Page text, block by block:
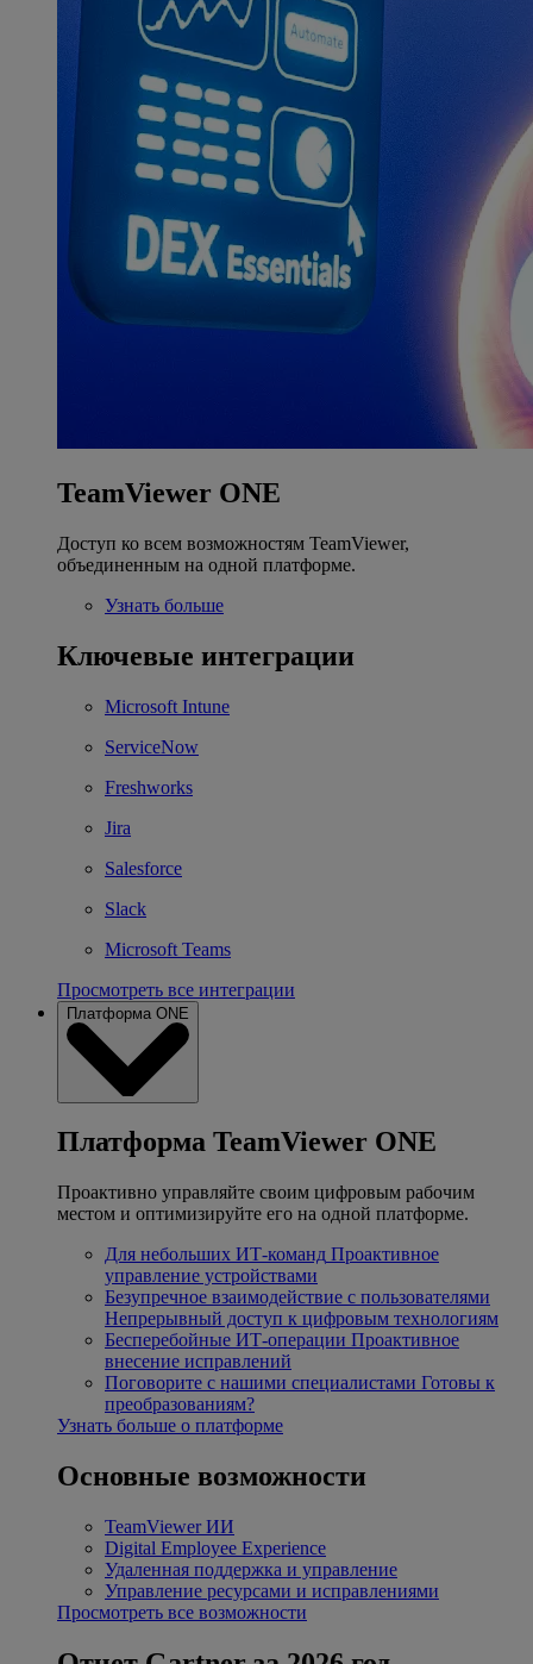
TeamViewer ONE
Доступ ко всем возможностям TeamViewer,
объединенным на одной платформе.
Узнать больше
Ключевые интеграции
Microsoft Intune
ServiceNow
Freshworks
Jira
Salesforce
Slack
Microsoft Teams
Просмотреть все интеграции
Платформа ONE
Платформа TeamViewer ONE
Проактивно управляйте своим цифровым рабочим
местом и оптимизируйте его на одной платформе.
Для небольших ИТ-команд Проактивное
управление устройствами
Безупречное взаимодействие с пользователями
Непрерывный доступ к цифровым технологиям
Бесперебойные ИТ-операции Проактивное
внесение исправлений
Поговорите с нашими специалистами Готовы к
преобразованиям?
Узнать больше о платформе
Основные возможности
TeamViewer ИИ
Digital Employee Experience
Удаленная поддержка и управление
Управление ресурсами и исправлениями
Просмотреть все возможности